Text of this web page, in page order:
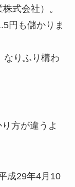
式会社）。
円も儲かりま
なりふり構わ
方が違うよ
成29年4月10